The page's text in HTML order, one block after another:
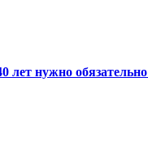
нужно